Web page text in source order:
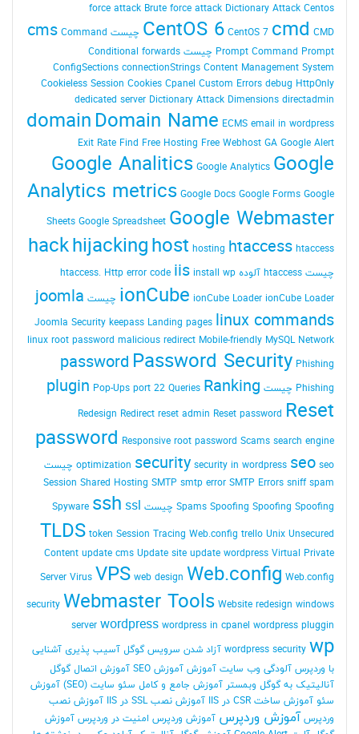
force attack Brute force attack Dictionary Attack Centos
CentOS 6 CentOS 7 cmd CMD چیست cms Command
Prompt Command Prompt چیست
Conditional forwards
ConfigSections connectionStrings Content Management System
Cookieless Session Cookies Cpanel Custom Errors debug HttpOnly
dedicated server Dictionary Attack Dimensions directadmin
domain Domain Name ECMS email in wordpress
Exit Rate Find Free Hosting Free Webhost GA Google Alert
Google Analitics Google Analytics Google
Analytics metrics Google Docs Google Forms Google
Sheets Google Spreadsheet Google Webmaster
hackhijackinghost hosting htaccess htaccess
چیست htaccess آلوده htaccess. Http error code iis install wp
ionCube ionCube Loader ionCube Loader چیست joomla
Joomla Security keepass Landing pages linux commands
linux root password malicious redirect Mobile-friendly MySQL Network
password Password Security Phishing
Phishing چیست
plugin Pop-Ups port 22 Queries Ranking
Redesign Redirect reset admin Reset password Reset
password Responsive root password Scams search engine
optimization security security in wordpress seo seo چیست
Session Shared Hosting SMTP smtp error SMTP Errors sniff spam
Spams Spoofing Spoofing Spoofing چیست Spyware ssh ssl
TLDS token Session Tracing Web.config trello Unix Unsecured
Content update cms Update site update wordpress Virtual Private
Server Virus VPS web design Web.config Web.config
security Webmaster Tools Website redesign windows
server wordpress wordpress in cpanel wordpress pluggin
wordpress security wp آزاد شدن سرویس گوگل آسیب پذیری آشنایی
با وردپرس آلودگی وب سایت آموزش آموزش SEO
آموزش اتصال گوگل
آنالیتیک به گوگل وبمستر آموزش جامع و کامل سئو سایت (SEO)
آموزش
سئو آموزش ساخت CSR در IIS آموزش نصب SSL در IIS
آموزش نصب
وردپرس آموزش وردپرس آموزش وردپرس امنیت در وردپرس آموزش